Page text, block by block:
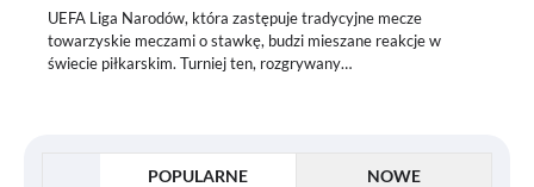
UEFA Liga Narodów, która zastępuje tradycyjne mecze
towarzyskie meczami o stawkę, budzi mieszane reakcje w
świecie piłkarskim. Turniej ten, rozgrywany…
POPULARNE NOWE